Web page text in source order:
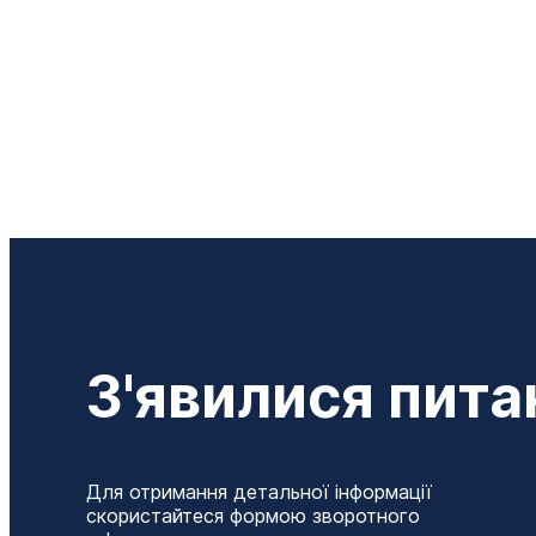
З'явилися
Для отримання детальної інформації
скористайтеся формою зворотного